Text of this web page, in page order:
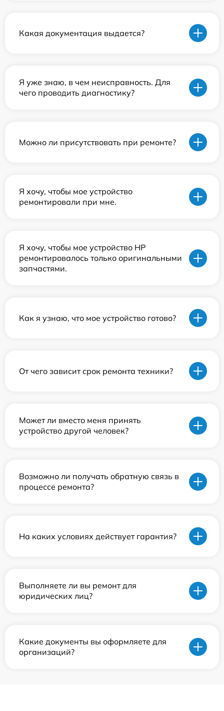
Какая документация выдается?
Я уже знаю, в чем неисправность. Для
чего проводить диагностику?
Можно ли присутствовать при ремонте?
Я хочу, чтобы мое устройство
ремонтировали при мне.
Я хочу, чтобы мое устройство HP
ремонтировалось только оригинальными
запчастями.
Как я узнаю, что мое устройство готово?
От чего зависит срок ремонта техники?
Может ли вместо меня принять
устройство другой человек?
Возможно ли получать обратную связь в
процессе ремонта?
На каких условиях действует гарантия?
Выполняете ли вы ремонт для
юридических лиц?
Какие документы вы оформляете для
организаций?